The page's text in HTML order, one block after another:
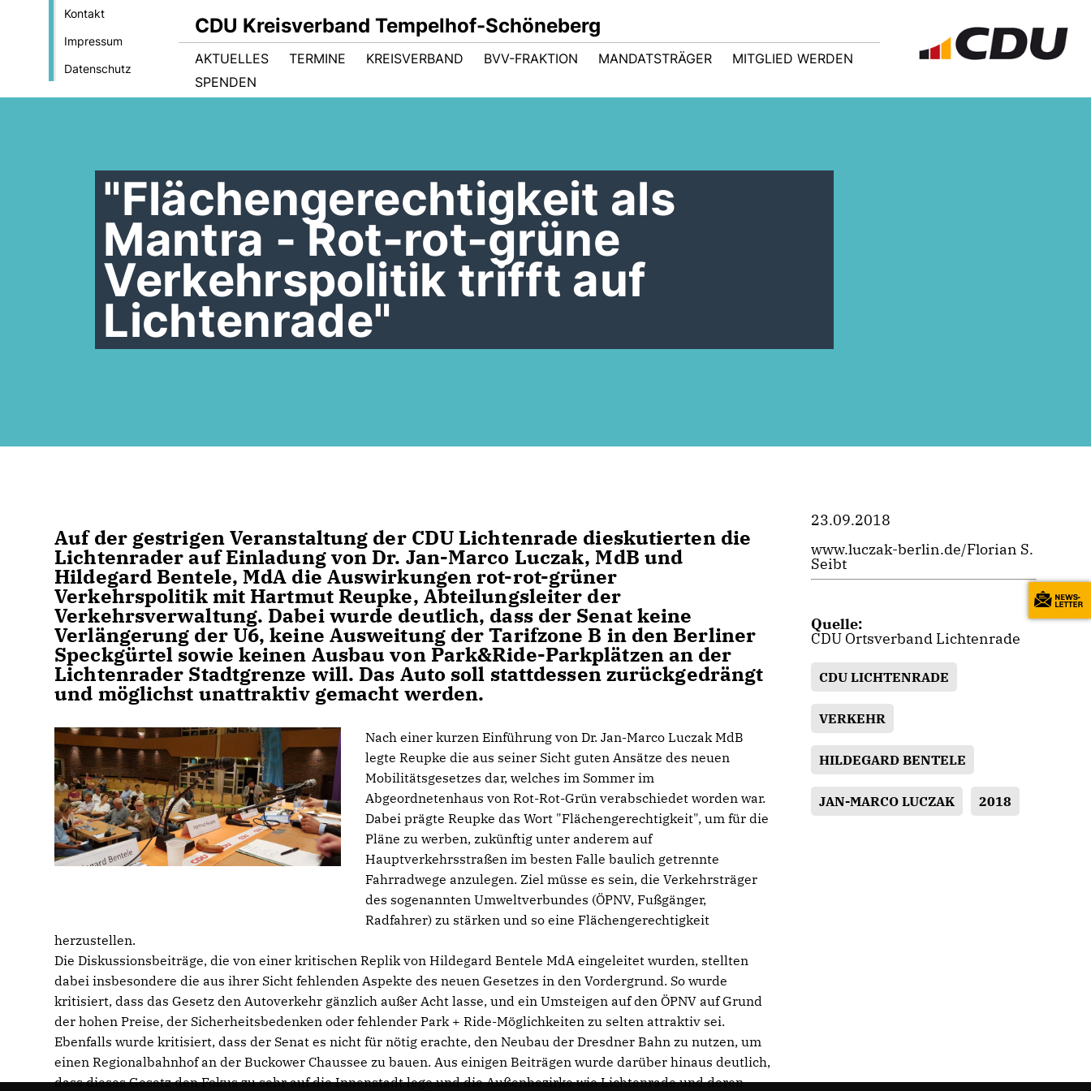
Kontakt
Impressum
Datenschutz
CDU Kreisverband Tempelhof-Schöneberg
AKTUELLES TERMINE KREISVERBAND BVV-FRAKTION MANDATSTRÄGER
MITGLIED WERDEN
SPENDEN
"Flächengerechtigkeit als
Mantra - Rot-rot-grüne
Verkehrspolitik trifft auf
Lichtenrade"
Auf der gestrigen Veranstaltung der CDU Lichtenrade dieskutierten die
Lichtenrader auf Einladung von Dr. Jan-Marco Luczak, MdB und
Hildegard Bentele, MdA die Auswirkungen rot-rot-grüner
Verkehrspolitik mit Hartmut Reupke, Abteilungsleiter der
Verkehrsverwaltung. Dabei wurde deutlich, dass der Senat keine
Verlängerung der U6, keine Ausweitung der Tarifzone B in den Berliner
Speckgürtel sowie keinen Ausbau von Park&Ride-Parkplätzen an der
Lichtenrader Stadtgrenze will. Das Auto soll stattdessen zurückgedrängt
und möglichst unattraktiv gemacht werden.
Nach einer kurzen Einführung von Dr. Jan-Marco Luczak MdB
legte Reupke die aus seiner Sicht guten Ansätze des neuen
Mobilitätsgesetzes dar, welches im Sommer im
Abgeordnetenhaus von Rot-Rot-Grün verabschiedet worden war.
Dabei prägte Reupke das Wort "Flächengerechtigkeit", um für die
Pläne zu werben, zukünftig unter anderem auf
Hauptverkehrsstraßen im besten Falle baulich getrennte
Fahrradwege anzulegen. Ziel müsse es sein, die Verkehrsträger
des sogenannten Umweltverbundes (ÖPNV, Fußgänger,
Radfahrer) zu stärken und so eine Flächengerechtigkeit
herzustellen.
Die Diskussionsbeiträge, die von einer kritischen Replik von Hildegard Bentele MdA eingeleitet wurden, stellten
dabei insbesondere die aus ihrer Sicht fehlenden Aspekte des neuen Gesetzes in den Vordergrund. So wurde
kritisiert, dass das Gesetz den Autoverkehr gänzlich außer Acht lasse, und ein Umsteigen auf den ÖPNV auf Grund
der hohen Preise, der Sicherheitsbedenken oder fehlender Park + Ride-Möglichkeiten zu selten attraktiv sei.
Ebenfalls wurde kritisiert, dass der Senat es nicht für nötig erachte, den Neubau der Dresdner Bahn zu nutzen, um
einen Regionalbahnhof an der Buckower Chaussee zu bauen. Aus einigen Beiträgen wurde darüber hinaus deutlich,
dass dieses Gesetz den Fokus zu sehr auf die Innenstadt lege und die Außenbezirke wie Lichtenrade und deren
23.09.2018
www.luczak-berlin.de/Florian S.
Seibt
Quelle:
CDU Ortsverband Lichtenrade
CDU LICHTENRADE
VERKEHR
HILDEGARD BENTELE
JAN-MARCO LUCZAK 2018